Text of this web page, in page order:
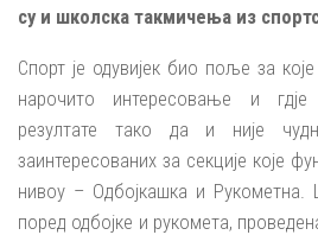
су и школска такмичења из
Спорт је одувијек био поље за
нарочито интересовање и
резултате тако да и није
заинтересованих за секције које
нивоу – Одбојкашка и Рукометна.
поред одбојке и рукомета,